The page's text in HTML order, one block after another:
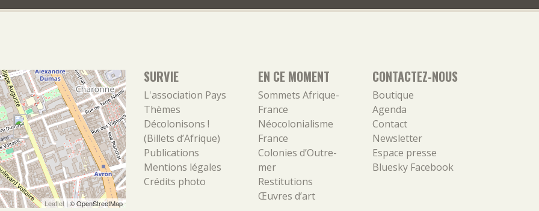
Leaflet | ©OpenStreetMap
SURVIE
L'association Pays
Thèmes
Décolonisons !
(Billets d’Afrique)
Publications
Mentions légales
Crédits photo
EN CE MOMENT
Sommets Afrique-
France
Néocolonialisme
France
Colonies d’Outre-
mer
Restitutions
Œuvres d’art
CONTACTEZ-NOUS
Boutique
Agenda
Contact
Newsletter
Espace presse
Bluesky Facebook